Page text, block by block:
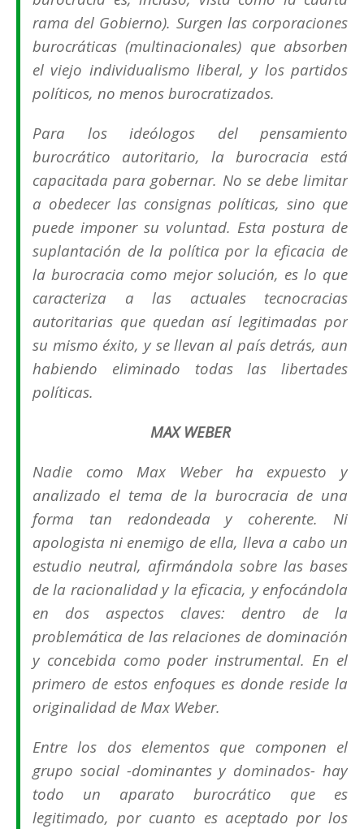
rama del Gobierno). Surgen las corporaciones
burocráticas (multinacionales) que absorben
el viejo individualismo liberal, y los partidos
políticos, no menos burocratizados.
Para los ideólogos del pensamiento
burocrático autoritario, la burocracia está
capacitada para gobernar. No se debe limitar
a obedecer las consignas políticas, sino que
puede imponer su voluntad. Esta postura de
suplantación de la política por la eficacia de
la burocracia como mejor solución, es lo que
caracteriza a las actuales tecnocracias
autoritarias que quedan así legitimadas por
su mismo éxito, y se llevan al país detrás, aun
habiendo eliminado todas las libertades
políticas.
MAX WEBER
Nadie como Max Weber ha expuesto y
analizado el tema de la burocracia de una
forma tan redondeada y coherente. Ni
apologista ni enemigo de ella, lleva a cabo un
estudio neutral, afirmándola sobre las bases
de la racionalidad y la eficacia, y enfocándola
en dos aspectos claves: dentro de la
problemática de las relaciones de dominación
y concebida como poder instrumental. En el
primero de estos enfoques es donde reside la
originalidad de Max Weber.
Entre los dos elementos que componen el
grupo social -dominantes y dominados- hay
todo un aparato burocrático que es
legitimado, por cuanto es aceptado por los